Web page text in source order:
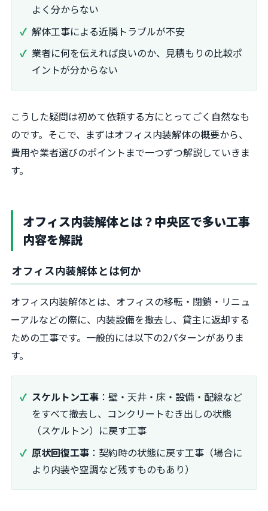
よく分からない
解体工事による近隣トラブルが不安
業者に何を伝えれば良いのか、見積もりの比較ポ
イントが分からない
こうした疑問は初めて依頼する方にとってごく自然なも
のです。そこで、まずはオフィス内装解体の概要から、
費用や業者選びのポイントまで一つずつ解説していきま
す。
オフィス内装解体とは？中央区で多い工事
内容を解説
オフィス内装解体とは何か
オフィス内装解体とは、オフィスの移転・閉鎖・リニュ
ーアルなどの際に、内装設備を撤去し、貸主に返却する
ための工事です。一般的には以下の2パターンがありま
す。
スケルトン工事 ：壁・天井・床・設備・配線など
をすべて撤去し、コンクリートむき出しの状態
（スケルトン）に戻す工事
原状回復工事 ：契約時の状態に戻す工事（場合に
より内装や空調など残すものもあり）